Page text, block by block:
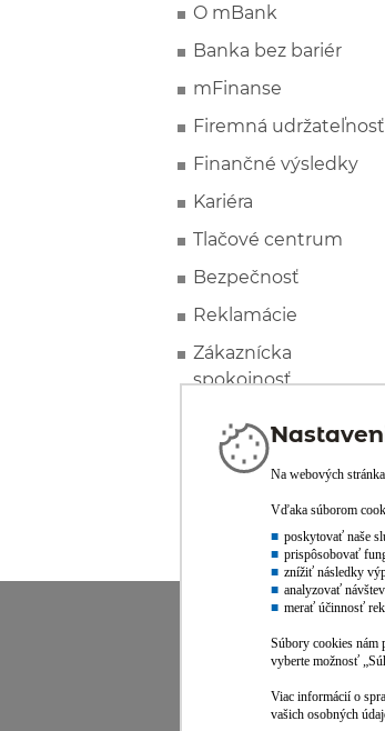
O mBank
Banka bez bariér
mFinanse
Firemná udržateľnosť
Finančné výsledky
Kariéra
Tlačové centrum
Bezpečnosť
Reklamácie
Zákaznícka
spokojnosť